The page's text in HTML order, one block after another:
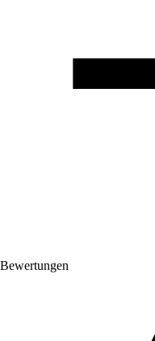
Bewertungen